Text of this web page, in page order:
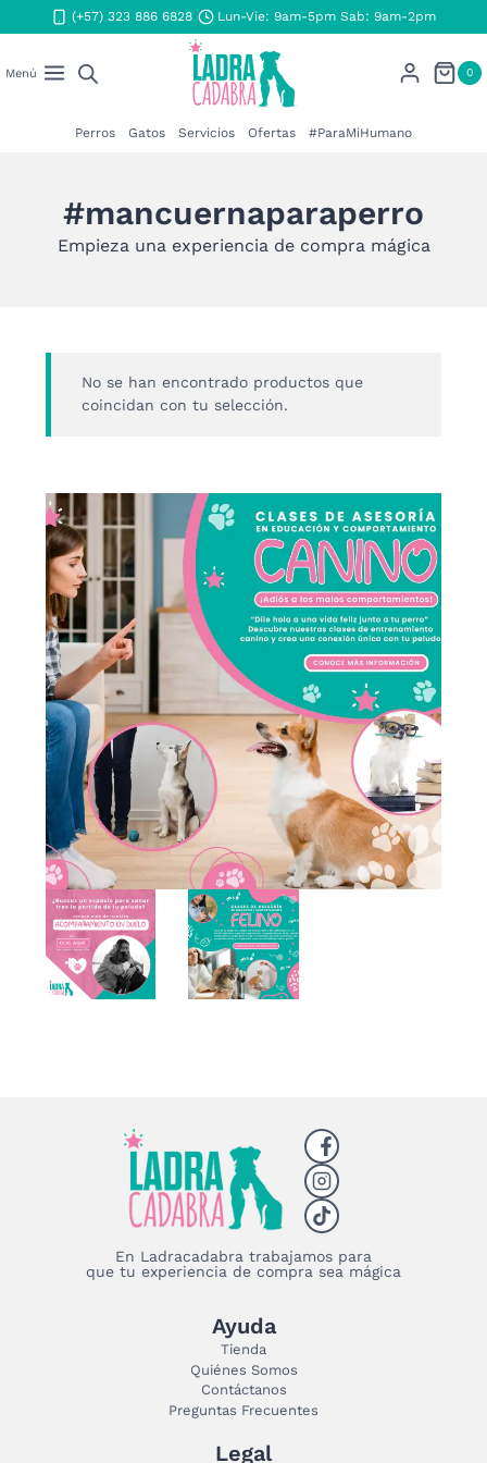
al
(+57) 323 886 6828 Lun-Vie: 9am-5pm Sab: 9am-2pm
Menú 0
Perros Gatos Servicios Ofertas #ParaMiHumano
#mancuernaparaperro
Empieza una experiencia de compra mágica
No se han encontrado productos que
coincidan con tu selección.
En Ladracadabra trabajamos para
que tu experiencia de compra sea mágica
Ayuda
Tienda
Quiénes Somos
Contáctanos
Preguntas Frecuentes
Legal